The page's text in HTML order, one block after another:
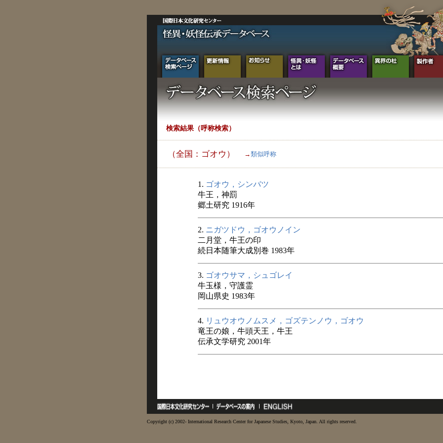
検索結果（呼称検索）
（全国：ゴオウ） →類似呼称
1. ゴオウ，シンバツ
牛王，神罰
郷土研究 1916年
2. ニガツドウ，ゴオウノイン
二月堂，牛王の印
続日本随筆大成別巻 1983年
3. ゴオウサマ，シュゴレイ
牛玉様，守護霊
岡山県史 1983年
4. リュウオウノムスメ，ゴズテンノウ，ゴオウ
竜王の娘，牛頭天王，牛王
伝承文学研究 2001年
Copyright (c) 2002- International Research Center for Japanese Studies, Kyoto, Japan. All rights reserved.